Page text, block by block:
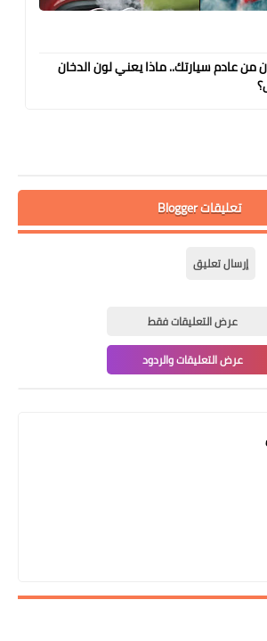
من عادم سيارتك.. ماذا يعني لون الدخان
تعليقات Blogger
إرسال تعليق
عرض التعليقات فقط
عرض التعليقات والردود